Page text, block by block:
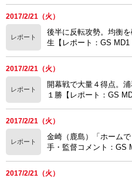
2017/2/21（火）
レポート
後半に反転攻勢。均衡
生【レポート：GS MD1
2017/2/21（火）
レポート
開幕戦で大量４得点。
１勝【レポート：GS
2017/2/21（火）
レポート
金崎（鹿島）「ホーム
手・監督コメント：GS
2017/2/21（火）